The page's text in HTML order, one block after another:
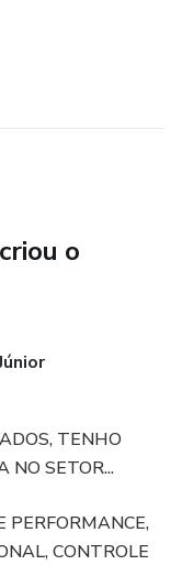
R$ 600.000/mês,
esse
o
TENHO
NO SETOR...
PERFORMANCE,
CONTROLE